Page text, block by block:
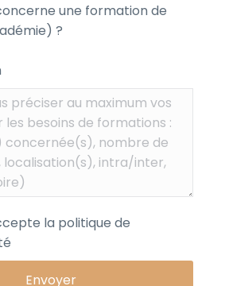
une formation de
?
la politique de